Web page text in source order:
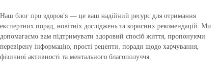
Наш блог про здоров'я — це ваш надійний ресурс для отримання
експертних порад, новітніх досліджень та корисних рекомендацій. Ми
допомагаємо вам підтримувати здоровий спосіб життя, пропонуючи
перевірену інформацію, прості рецепти, поради щодо харчування,
фізичної активності та ментального благополуччя.